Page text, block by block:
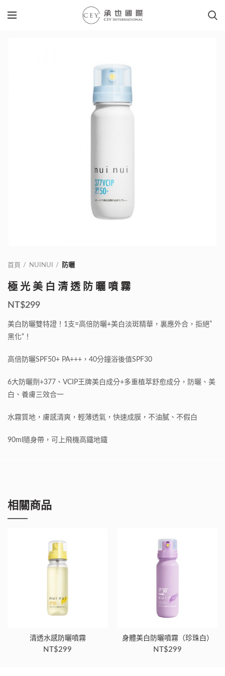
首頁 NUINUI 防曬
極光美白清透防曬噴霧
NT$299
美白防曬雙特證！ 1支 =高倍防曬+美白淡斑精華，裏應外合，拒絕”
黑化“ ！
高倍防曬SPF50+ PA+++ ， 40分鐘浴後值SPF30
6大防曬劑 +377 、 VCIP王牌美白成分+多重植萃舒愈成分，防曬、美
白、養膚三效合一
水霧質地，膚感清爽，輕薄透氣，快速成膜，不油膩、不假白
90ml 隨身帶，可上飛機高鐵地鐵
相關商品
清透水感防曬噴霧
NT$299
身體美白防曬噴霧（珍珠白）
NT$299